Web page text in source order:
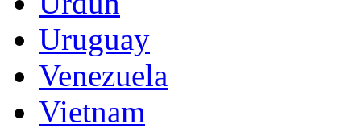
Uruguay
Venezuela
Vietnam